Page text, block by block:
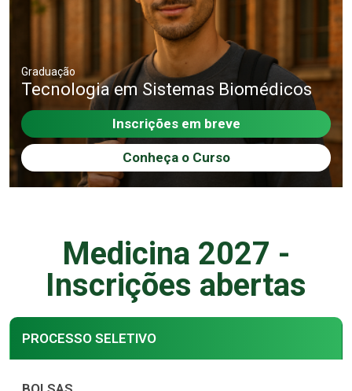
Graduação
Tecnologia em Sistemas Biomédicos
Inscrições em breve
Conheça o Curso
Medicina 2027 -
Inscrições abertas
PROCESSO SELETIVO